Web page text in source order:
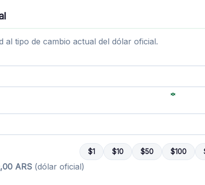
al tipo de cambio actual del dólar oficial.
$1 $10 $50 $100
ARS (dólar oficial)